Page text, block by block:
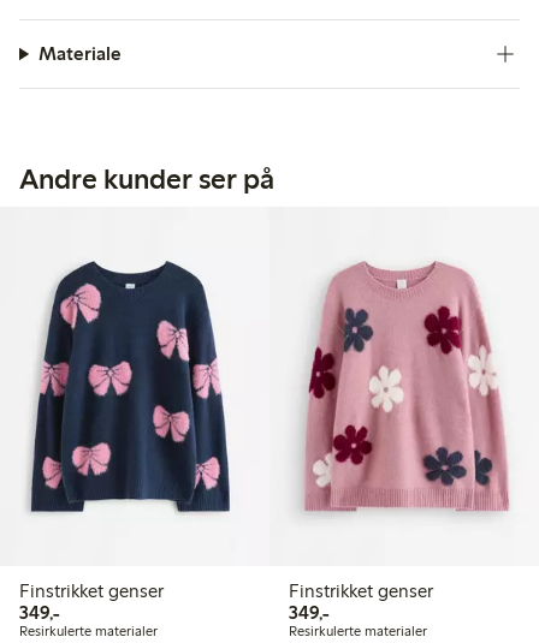
Materiale
Andre kunder ser på
Finstrikket genser
349,-349,00 kr
Resirkulerte materialer
Finstrikket genser
349,-349,00 kr
Resirkulerte materialer